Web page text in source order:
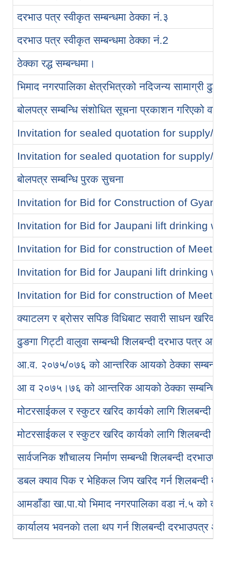
दरभाउ पत्र स्वीकृत सम्बन्धमा ठेक्का नं.३
दरभाउ पत्र स्वीकृत सम्बन्धमा ठेक्का नं.2
ठेक्‍का रद्ध सम्बन्धमा।
भिमाद नगरपालिका क्षेत्रभित्रको नदिजन्य सामाग्री
बोलपत्र सम्बन्धि संशोधित सूचना प्रकाशन गरिएको वारे।
Invitation for sealed quotation for supply/
Invitation for sealed quotation for supply/
बोलपत्र सम्बन्धि पुरक सुचना
Invitation for Bid for Construction of
Invitation for Bid for Jaupani lift drinking
Invitation for Bid for construction of
Invitation for Bid for Jaupani lift drinking
Invitation for Bid for construction of
क्याटलग र ब्रोसर सपिङ विधिबाट सवारी साधन
ढुङगा गिट्टी वालुवा सम्बन्धी शिलबन्दी दरभाउ पत्र
आ.व. २०७५/०७६ को आन्तरिक आयको ठेक्का सम्बन्धी
आ व २०७५।७६ को आन्तरिक आयको ठेक्का सम्बन्धि
मोटरसाईकल र स्कुटर खरिद कार्यको लागि शिलबन्दी
मोटरसाईकल र स्कुटर खरिद कार्यको लागि शिलबन्दी
सार्वजनिक शौचालय निर्माण सम्बन्धी शिलबन्दी
डबल क्याव पिक र भेहिकल जिप खरिद गर्न शिलबन्दी
आमडाँडा खा.पा.यो भिमाद नगरपालिका वडा नं.५ को
कार्यालय भवनकाे तला थप गर्न शिलबन्दी दरभाउपत्र